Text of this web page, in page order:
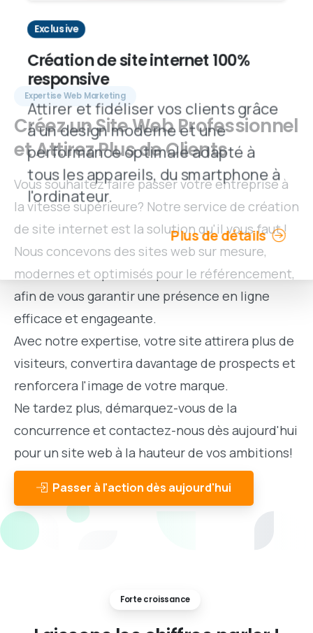
Exclusive
Création de site internet 100%
responsive
Attirer et fidéliser vos clients grâce
à un design moderne et une
performance optimale adapté à
tous les appareils, du smartphone à
l'ordinateur.
Plus de détails
Expertise Web Marketing
CréezunSiteWeb Professionnel
etAttirezPlusdeClients
Vous souhaitez faire passer votre entreprise à
la vitesse supérieure? Notre service de création
de site internet est la solution qu'il vous faut !
Nous concevons des sites web sur mesure,
modernes et optimisés pour le référencement,
afin de vous garantir une présence en ligne
efficace et engageante.
Avec notre expertise, votre site attirera plus de
visiteurs, convertira davantage de prospects et
renforcera l'image de votre marque.
Ne tardez plus, démarquez-vous de la
concurrence et contactez-nous dès aujourd'hui
pour un site web à la hauteur de vos ambitions!
Passer à l'action dès aujourd'hui
Forte croissance